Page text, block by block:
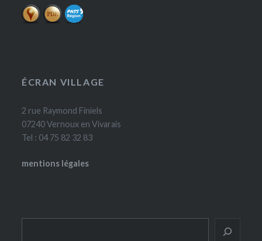
ÉCRAN VILLAGE
2 rue Raymond Finiels
07240 Vernoux en Vivarais
Tel : 04 75 82 32 83
mentions légales